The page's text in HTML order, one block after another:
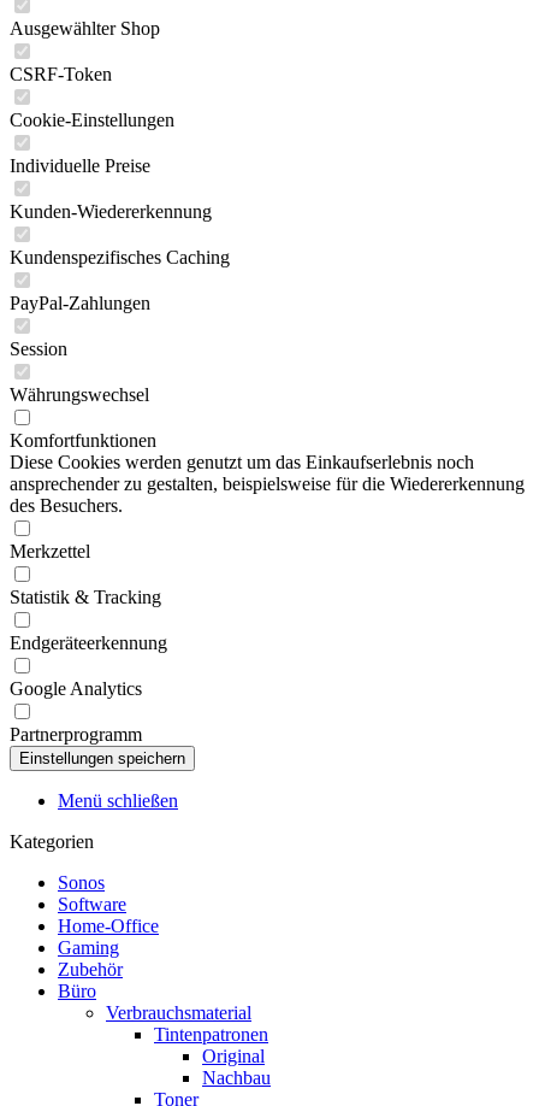
Ausgewählter Shop
CSRF-Token
Cookie-Einstellungen
Individuelle Preise
Kunden-Wiedererkennung
Kundenspezifisches Caching
PayPal-Zahlungen
Session
Währungswechsel
Komfortfunktionen
Diese Cookies werden genutzt um das Einkaufserlebnis noch
ansprechender zu gestalten, beispielsweise für die Wiedererkennung
des Besuchers.
Merkzettel
Statistik & Tracking
Endgeräteerkennung
Google Analytics
Partnerprogramm
Menü schließen
Kategorien
Sonos
Software
Home-Office
Gaming
Zubehör
Büro
Verbrauchsmaterial
Tintenpatronen
Original
Nachbau
Toner